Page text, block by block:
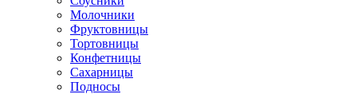
Молочники
Фруктовницы
Тортовницы
Конфетницы
Сахарницы
Подносы